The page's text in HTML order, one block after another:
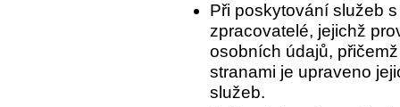
Při poskytování služeb
zpracovatelé, jejichž
osobních údajů,
stranami je upraveno
služeb.